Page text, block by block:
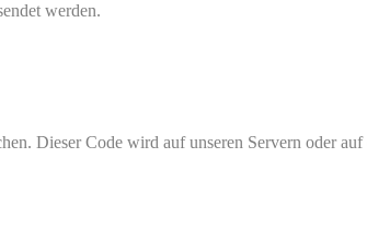
werden.
Dieser Code wird auf unseren Servern oder auf